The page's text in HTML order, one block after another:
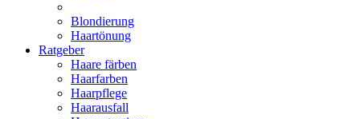
Blondierung
Haartönung
Ratgeber
Haare färben
Haarfarben
Haarpflege
Haarausfall